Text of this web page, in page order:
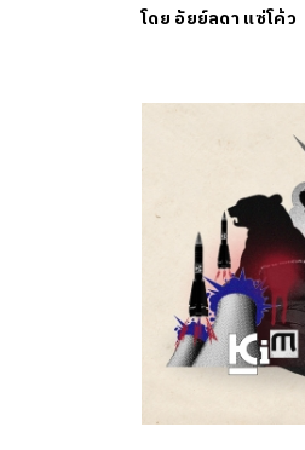
โดย อัยย์ลดา แซ่โค้ว